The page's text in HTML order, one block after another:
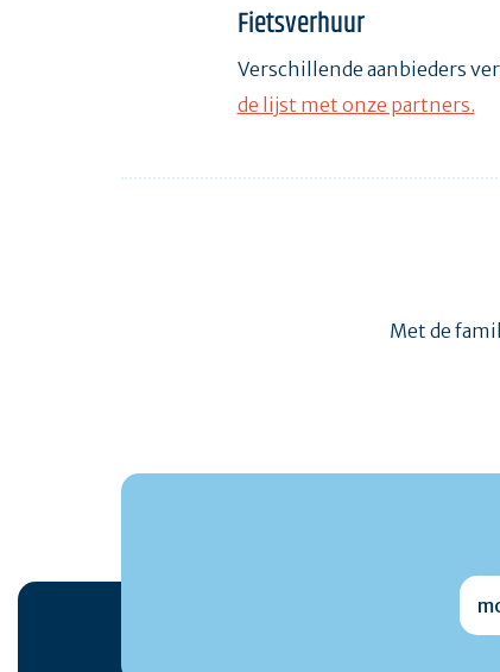
Fietsverhuur
Verschillende aanbieders
de lijst met onze partners.
Met de